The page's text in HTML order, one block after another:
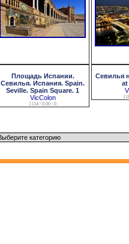
Площадь Испании.
Севилья. Испания. Spain.
Seville. Spain Square. 1
VicColon
1134 / 0.00 / 0
Севилья
at